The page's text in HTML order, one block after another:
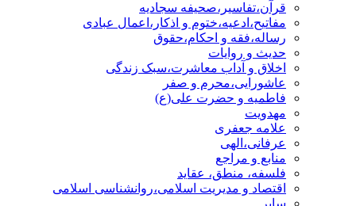
قرآن،تفاسیر،صحیفه سجادیه
مفاتیح،ادعیه،ختوم و اذکار،اعمال عبادی
رساله،فقه و احکام،حقوق
حدیث و روایات
اخلاق و آداب معاشرت،سبک زندگی
عاشورایی،محرم و صفر
فاطمیه و حضرت علی(ع)
مهدویت
علامه جعفری
عرفانی،الهی
منابع و مراجع
فلسفه، منطق، عقاید
اقتصاد و مدیریت اسلامی،روانشناسی اسلامی
سایر